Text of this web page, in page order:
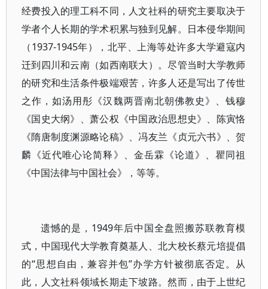
经费投入的理工科不同，人文社科的研究主要取决于
学者个人长期的学术积累与独到见解。日本侵华期间
（1937-1945年），北平、上海等处许多大学避寇内
迁到四川和云南（如西南联大）。尽管当时大学教师
的研究和生活条件极端艰苦，许多人还是写出了传世
之作，如汤用彤《汉魏两晋南北朝佛教史》、钱穆
《国史大纲》、萧公权《中国政治思想史》、陈寅恪
《隋唐制度渊源略论稿》、冯友兰《贞元六书》、贺
麟《近代唯心论简释》、金岳霖《论道》、瞿同祖
《中国法律与中国社会》，等等。
遗憾的是，1949年后中国全盘照搬苏联教育模
式，中国现代大学教育奠基人、北大校长蔡元培提倡
的“思想自由，兼容并包”办学方针被彻底否定。从
此，人文社科领域长期走下坡路。然而，由于上世纪